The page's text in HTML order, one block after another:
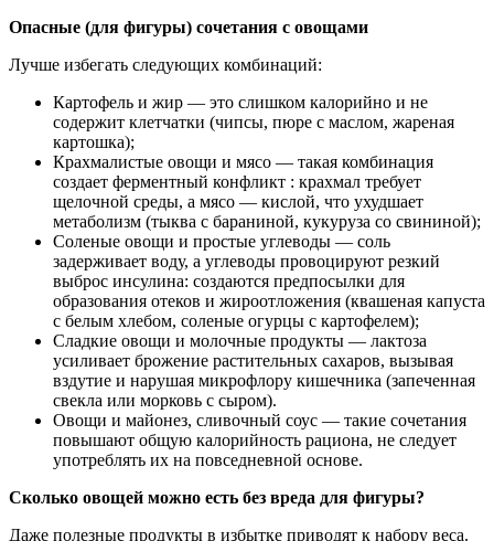
Опасные (для фигуры) сочетания с овощами
Лучше избегать следующих комбинаций:
Картофель и жир — это слишком калорийно и не
содержит клетчатки (чипсы, пюре с маслом, жареная
картошка);
Крахмалистые овощи и мясо — такая комбинация
создает ферментный конфликт : крахмал требует
щелочной среды, а мясо — кислой, что ухудшает
метаболизм (тыква с бараниной, кукуруза со свининой);
Соленые овощи и простые углеводы — соль
задерживает воду, а углеводы провоцируют резкий
выброс инсулина: создаются предпосылки для
образования отеков и жироотложения (квашеная капуста
с белым хлебом, соленые огурцы с картофелем);
Сладкие овощи и молочные продукты — лактоза
усиливает брожение растительных сахаров, вызывая
вздутие и нарушая микрофлору кишечника (запеченная
свекла или морковь с сыром).
Овощи и майонез, сливочный соус — такие сочетания
повышают общую калорийность рациона, не следует
употреблять их на повседневной основе.
Сколько овощей можно есть без вреда для фигуры?
Даже полезные продукты в избытке приводят к набору веса.